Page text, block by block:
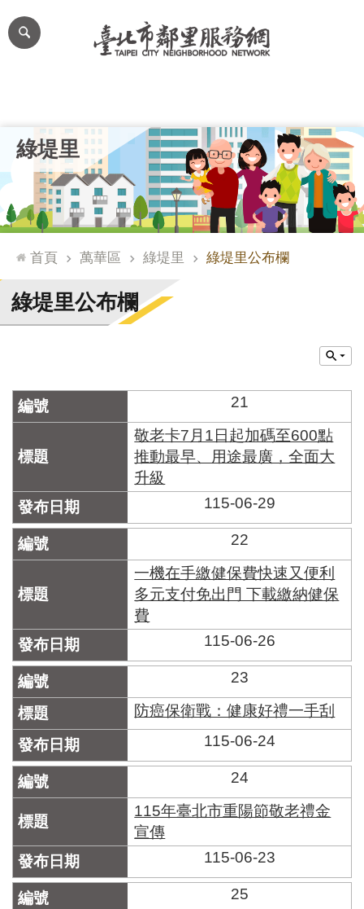
跳到主要內容區塊
網
站
台
通
臺
北
市
門
牌
合
檢
系
統
文
化
文
資
產
臺
北
市
區
里
界
說
臺
北
市
鄰
長
名
綠堤里
首頁 萬華區 綠堤里 綠堤里公布欄
綠堤里公布欄
21
敬老卡7月1日起加碼至600點
推動最早、用途最廣，全面大
升級
115-06-29
22
一機在手繳健保費快速又便利
多元支付免出門 下載繳納健保
費
115-06-26
23
防癌保衛戰：健康好禮一手刮
115-06-24
24
115年臺北市重陽節敬老禮金
宣傳
115-06-23
25